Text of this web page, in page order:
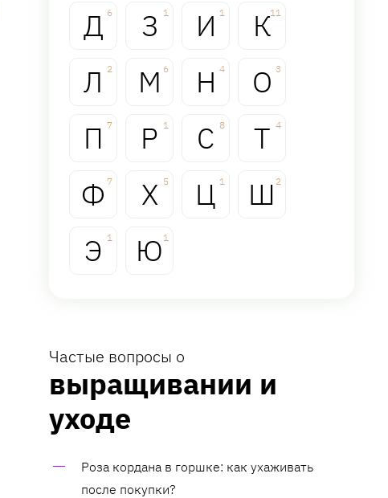
Д 6 З 1 И 1 К11
Л 2 М 6 Н 4 О 3
П 7 Р 1 С 8 Т 4
Ф 7 Х 5 Ц 1 Ш 2
Э 1 Ю 1
Частые вопросы о
выращивании и
уходе
Роза кордана в горшке: как ухаживать
после покупки?